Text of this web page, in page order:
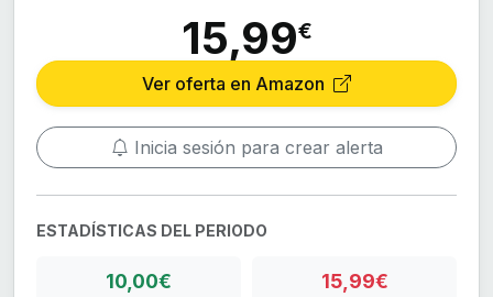
15,99€
Ver oferta en Amazon
Inicia sesión para crear alerta
ESTADÍSTICAS DEL PERIODO
10,00€ 15,99€